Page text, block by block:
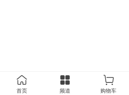
首页 频道 购物车